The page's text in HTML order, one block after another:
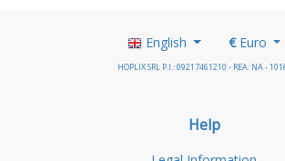
English €Euro
HOPLIX SRL P.I.: 09217461210 - REA: NA -
Help